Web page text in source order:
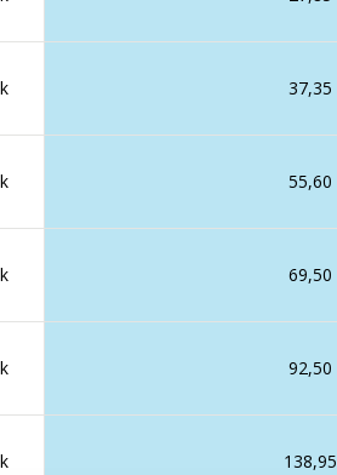
37,35
55,60
69,50
92,50
138,95